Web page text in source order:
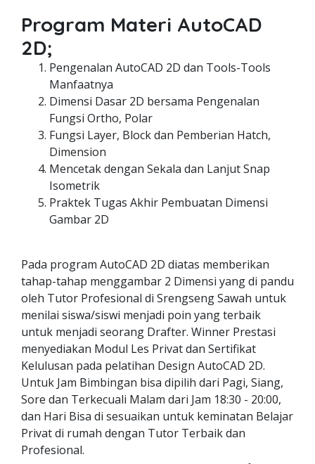
Program Materi AutoCAD
2D;
Pengenalan AutoCAD 2D dan Tools-Tools
Manfaatnya
Dimensi Dasar 2D bersama Pengenalan
Fungsi Ortho, Polar
Fungsi Layer, Block dan Pemberian Hatch,
Dimension
Mencetak dengan Sekala dan Lanjut Snap
Isometrik
Praktek Tugas Akhir Pembuatan Dimensi
Gambar 2D
Pada program AutoCAD 2D diatas memberikan
tahap-tahap menggambar 2 Dimensi yang di pandu
oleh Tutor Profesional di Srengseng Sawah untuk
menilai siswa/siswi menjadi poin yang terbaik
untuk menjadi seorang Drafter. Winner Prestasi
menyediakan Modul Les Privat dan Sertifikat
Kelulusan pada pelatihan Design AutoCAD 2D.
Untuk Jam Bimbingan bisa dipilih dari Pagi, Siang,
Sore dan Terkecuali Malam dari Jam 18:30 - 20:00,
dan Hari Bisa di sesuaikan untuk keminatan Belajar
Privat di rumah dengan Tutor Terbaik dan
Profesional.